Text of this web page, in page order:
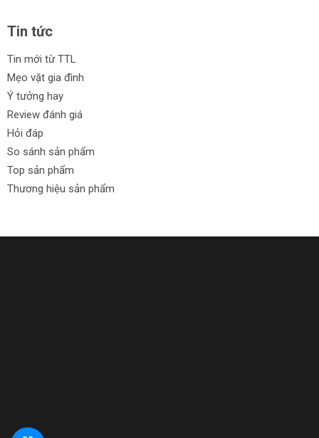
Tin tức
Tin mới từ TTL
Mẹo vặt gia đình
Ý tưởng hay
Review đánh giá
Hỏi đáp
So sánh sản phẩm
Top sản phẩm
Thương hiệu sản phẩm